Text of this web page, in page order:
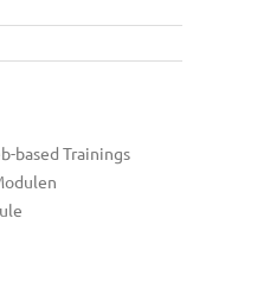
based Trainings